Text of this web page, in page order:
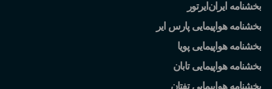
بخشنامه ایران ایرتور
بخشنامه هواپیمایی پارس ایر
بخشنامه هواپیمایی پویا
بخشنامه هواپیمایی تابان
بخشنامه هواپیمایی تفتان